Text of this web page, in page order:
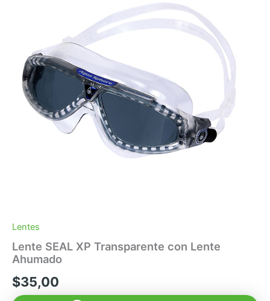
Lentes
Lente SEAL XP Transparente con Lente
Ahumado
$35,00